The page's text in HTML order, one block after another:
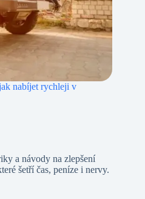
nabíjet rychleji v
a návody na zlepšení
šetří čas, peníze i nervy.